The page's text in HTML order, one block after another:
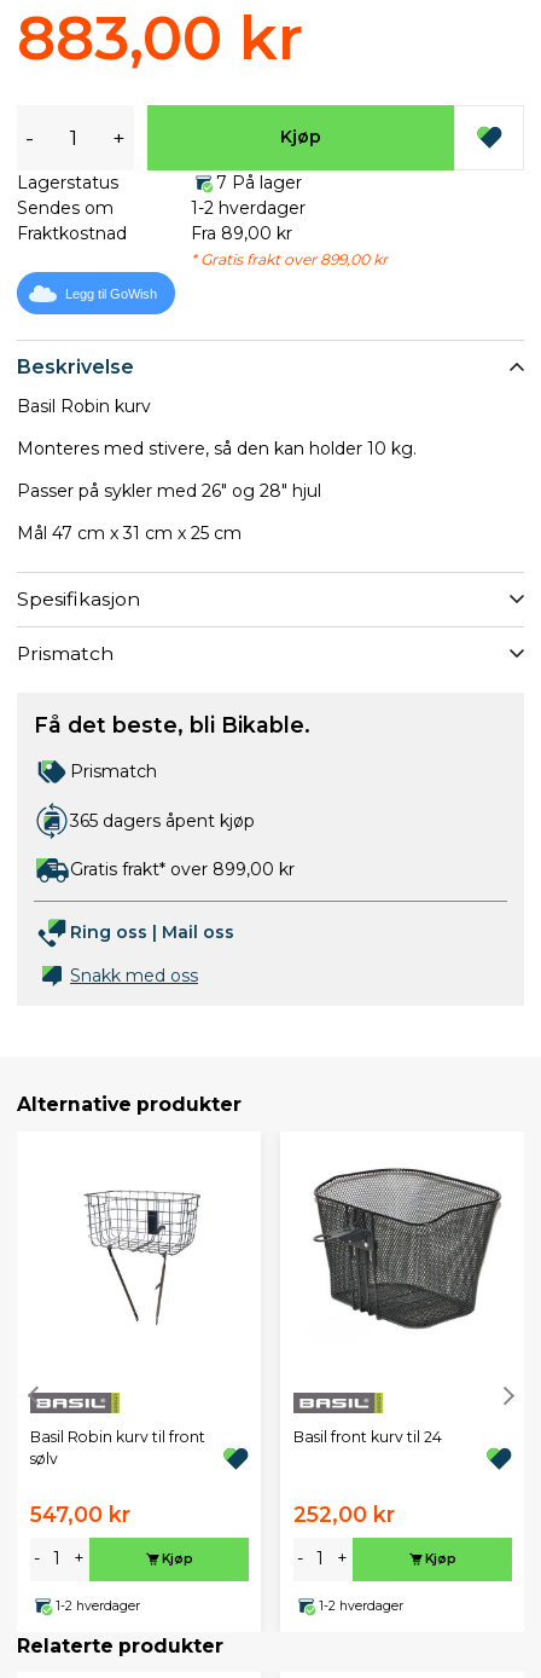
Beskrivelse
Basil Robin kurv
Monteres med stivere, så den kan holder 10 kg.
Passer på sykler med 26" og 28" hjul
Mål ​47 cm x 31 cm x 25 cm
Spesifikasjon
Prismatch
883,00 kr
- + Kjøp
Lagerstatus
7 På lager
Sendes om
1-2 hverdager
Fraktkostnad
Fra 89,00 kr
* Gratis frakt over 899,00 kr
Legg til GoWish
Få det beste, bli Bikable.
Prismatch
365 dagers åpent kjøp
Gratis frakt* over 899,00 kr
Ring oss | Mail oss
Snakk med oss
Alternative produkter
Basil Robin kurv til front
sølv
547,00 kr
- + Kjøp
1-2 hverdager
Basil front kurv til 24
252,00 kr
- + Kjøp
1-2 hverdager
Relaterte produkter